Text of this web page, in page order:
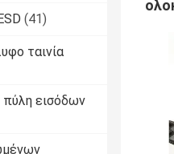
(41)
ταινία
εισόδων